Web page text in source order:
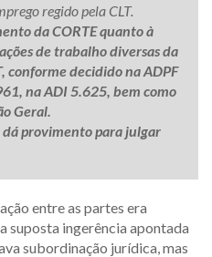
regido pela CLT.
da CORTE quanto à
de trabalho diversas da
conforme decidido na ADPF
na ADI 5.625, bem como
Geral.
dá provimento para julgar
entre as partes era
suposta ingerência apontada
subordinação jurídica, mas